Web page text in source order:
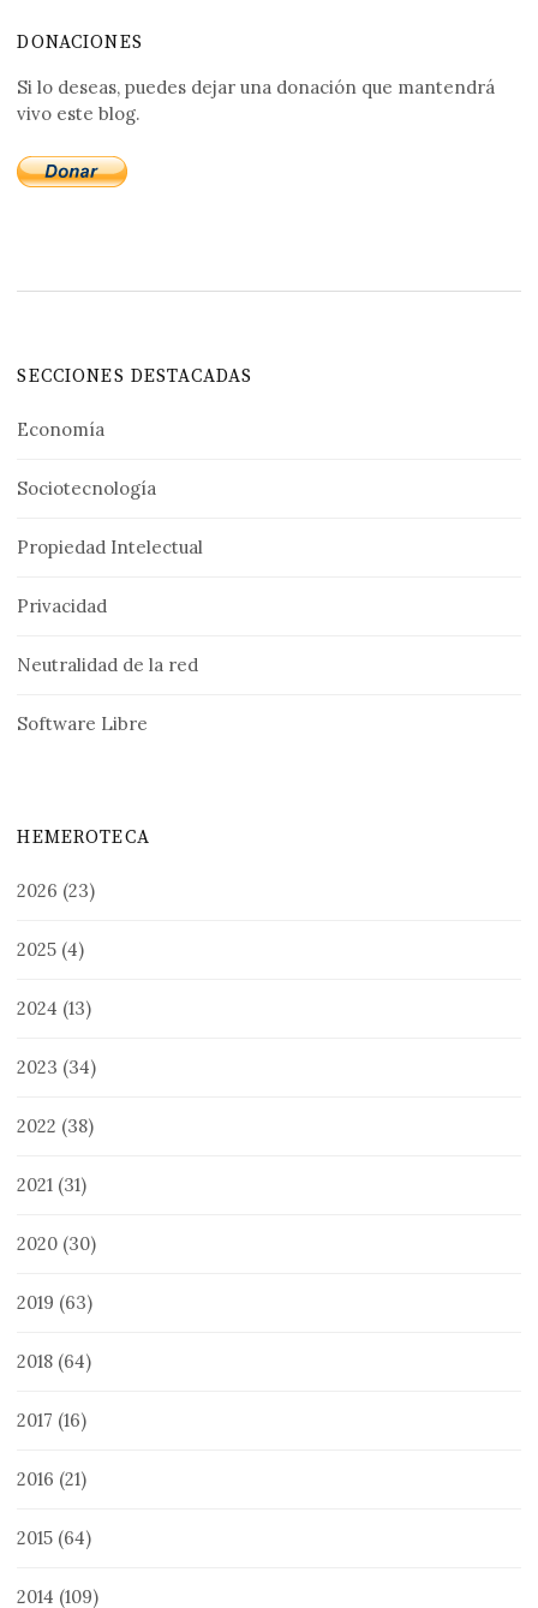
DONACIONES
Si lo deseas, puedes dejar una donación que mantendrá
vivo este blog.
SECCIONES DESTACADAS
Economía
Sociotecnología
Propiedad Intelectual
Privacidad
Neutralidad de la red
Software Libre
HEMEROTECA
2026 (23)
2025 (4)
2024 (13)
2023 (34)
2022 (38)
2021 (31)
2020 (30)
2019 (63)
2018 (64)
2017 (16)
2016 (21)
2015 (64)
2014 (109)